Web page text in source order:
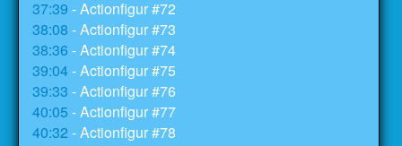
37:39 - Actionfigur #72
38:08 - Actionfigur #73
38:36 - Actionfigur #74
39:04- Actionfigur #75
39:33 - Actionfigur #76
40:05 - Actionfigur #77
40:32 - Actionfigur #78